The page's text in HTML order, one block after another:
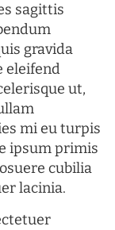
sagittis
gravida
eleifend
ut,
mi eu turpis
ipsum primis
cubilia
lacinia.